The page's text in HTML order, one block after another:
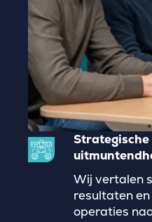
Wij vertalen
resultaten
operaties